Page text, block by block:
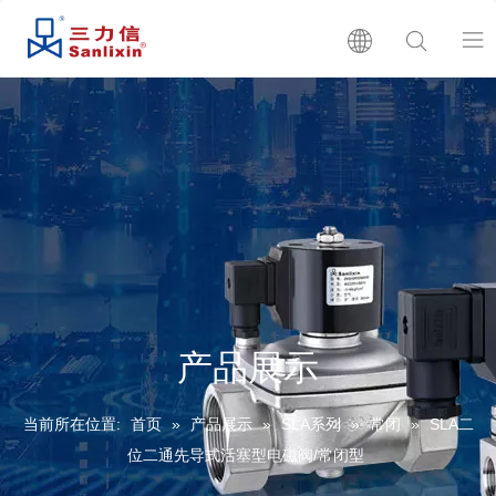
首页
关于我们
产品展示
产品目录
生产批号查询
新闻
产品展示
当前所在位置: 首页 » 产品展示 » SLA系列 » 常闭 » SLA二
位二通先导式活塞型电磁阀/常闭型